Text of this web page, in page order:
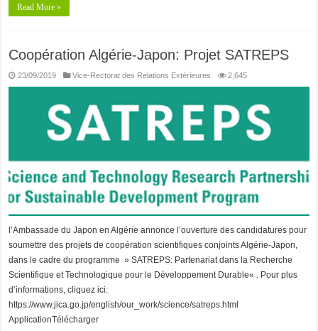
Read More »
Coopération Algérie-Japon: Projet SATREPS
23/09/2019 Vice-Rectorat des Relations Extérieures 2,645
l’Ambassade du Japon en Algérie annonce l’ouverture des candidatures pour
soumettre des projets de coopération scientifiques conjoints Algérie-Japon,
dans le cadre du programme » SATREPS: Partenariat dans la Recherche
Scientifique et Technologique pour le Développement Durable« . Pour plus
d’informations, cliquez ici:
https://www.jica.go.jp/english/our_work/science/satreps.html
ApplicationTélécharger